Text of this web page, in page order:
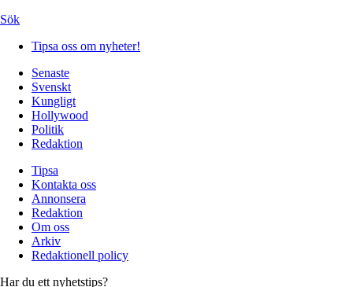
Sök
Tipsa oss om nyheter!
Senaste
Svenskt
Kungligt
Hollywood
Politik
Redaktion
Tipsa
Kontakta oss
Annonsera
Redaktion
Om oss
Arkiv
Redaktionell policy
Har du ett nyhetstips?